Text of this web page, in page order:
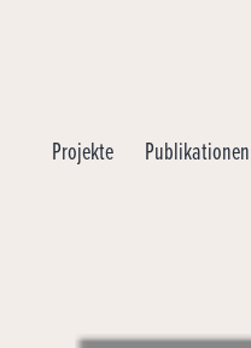
Projekte Publikationen